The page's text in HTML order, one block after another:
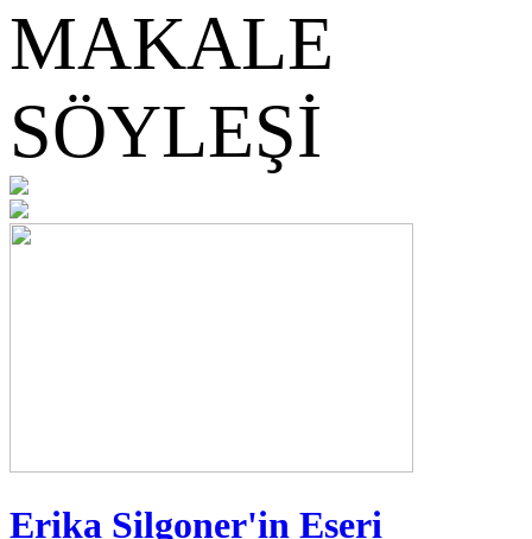
MAKALE
SÖYLEŞİ
Erika Silgoner'in Eseri